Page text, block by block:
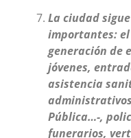
La ciudad
importantes:
generación de
jóvenes,
asistencia
Pública…-,
funerarios,